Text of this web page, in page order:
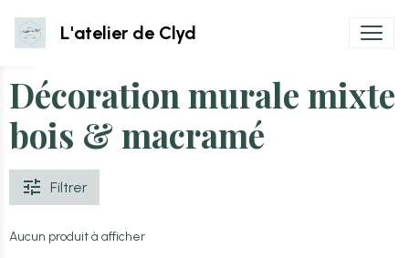
L'atelier de Clyd
Décoration murale mixte
bois & macramé
Filtrer
Aucun produit à afficher